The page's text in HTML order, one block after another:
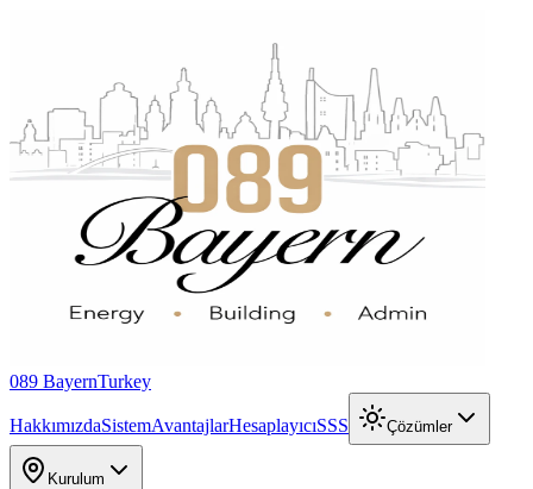
089 BayernTurkey
HakkımızdaSistemAvantajlarHesaplayıcıSSS Çözümler
Kurulum